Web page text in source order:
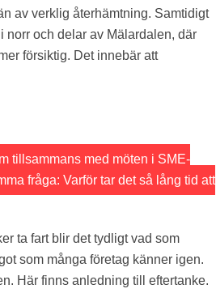
av verklig återhämtning. Samtidigt
norr och delar av Mälardalen, där
försiktig. Det innebär att
tillsammans med möten i SME-
fråga: Varför tar det så lång tid att
ta fart blir det tydligt vad som
som många företag känner igen.
Här finns anledning till eftertanke.